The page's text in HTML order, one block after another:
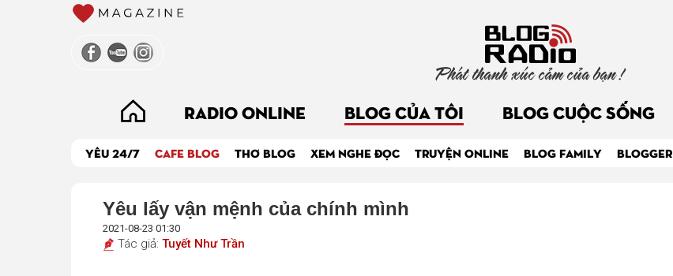
Phát thanh xúc cảm của bạn !
RADIO ONLINE BLOG CỦA TÔI BLOG CUỘC SỐNG
YÊU 24/7 CAFE BLOG THƠ BLOG XEM NGHE ĐỌC TRUYỆN ONLINE BLOG FAMILY BLOGGER
Yêu lấy vận mệnh của chính mình
2021-08-23 01:30
Tác giả: Tuyết Như Trần